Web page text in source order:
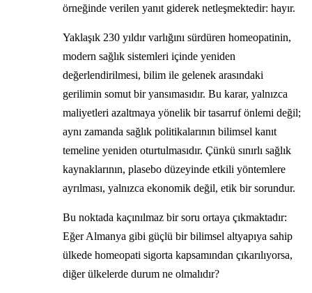
örneğinde verilen yanıt giderek netleşmektedir: hayır.
Yaklaşık 230 yıldır varlığını sürdüren homeopatinin,
modern sağlık sistemleri içinde yeniden
değerlendirilmesi, bilim ile gelenek arasındaki
gerilimin somut bir yansımasıdır. Bu karar, yalnızca
maliyetleri azaltmaya yönelik bir tasarruf önlemi değil;
aynı zamanda sağlık politikalarının bilimsel kanıt
temeline yeniden oturtulmasıdır. Çünkü sınırlı sağlık
kaynaklarının, plasebo düzeyinde etkili yöntemlere
ayrılması, yalnızca ekonomik değil, etik bir sorundur.
Bu noktada kaçınılmaz bir soru ortaya çıkmaktadır:
Eğer Almanya gibi güçlü bir bilimsel altyapıya sahip
ülkede homeopati sigorta kapsamından çıkarılıyorsa,
diğer ülkelerde durum ne olmalıdır?